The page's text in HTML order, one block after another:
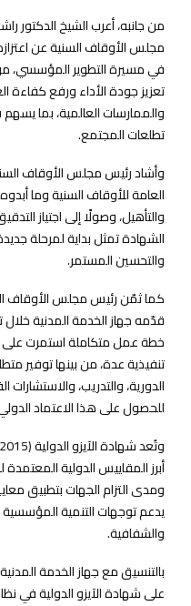
من جانبه، أعرب الشيخ
مجلس الأوقاف السنية عن
في مسيرة التطوير المؤسسي،
تعزيز جودة الأداء ورفع
والممارسات العالمية، بما
تطلعات المجتمع.
وأشاد رئيس مجلس الأوقاف
العامة للأوقاف السنية وما
والتأهيل، وصولًا إلى اجتياز
الشهادة تمثل بداية لمرحلة
والتحسين المستمر.
كما ثمّن رئيس مجلس الأوقاف
قدّمه جهاز الخدمة المدنية
خطة عمل متكاملة استمرت
تنفيذية عدة، من بينها توفير
الدورية، والتدريب،
للحصول على هذا الاعتماد
أبرز المقاييس الدولية
ومدى التزام الجهات بتطبيق
يدعم توجهات التنمية
والشفافية.
بالتنسيق مع جهاز الخدمة المدنية
على شهادة الآيزو الدولية في